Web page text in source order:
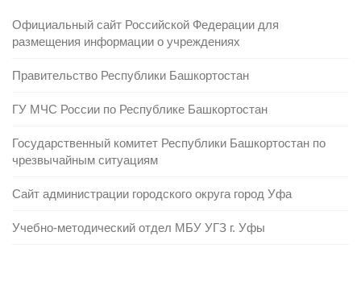
Официальный сайт Российской Федерации для
размещения информации о учреждениях
Правительство Республики Башкортостан
ГУ МЧС России по Республике Башкортостан
Государственный комитет Республики Башкортостан по
чрезвычайным ситуациям
Сайт администрации городского округа город Уфа
Учебно-методический отдел МБУ УГЗ г. Уфы